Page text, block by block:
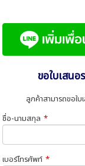
ขอใบเสน
ลูกค้าสามารถขอใ
ชื่อ-นามสกุล *
เบอร์โทรศัพท์ *